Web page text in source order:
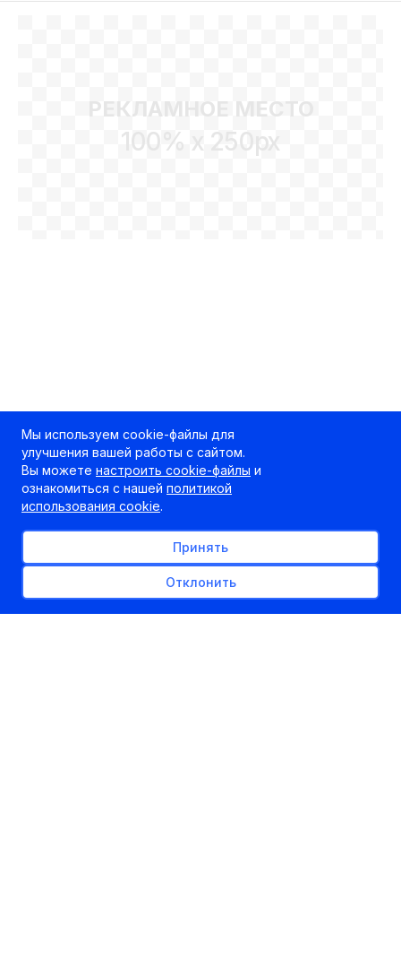
РЕКЛАМНОЕ МЕСТО
100% x 250px
Мы используем cookie-файлы для
улучшения вашей работы с сайтом.
Вы можете настроить cookie-файлы и
ознакомиться с нашей политикой
использования cookie.
Принять
Отклонить